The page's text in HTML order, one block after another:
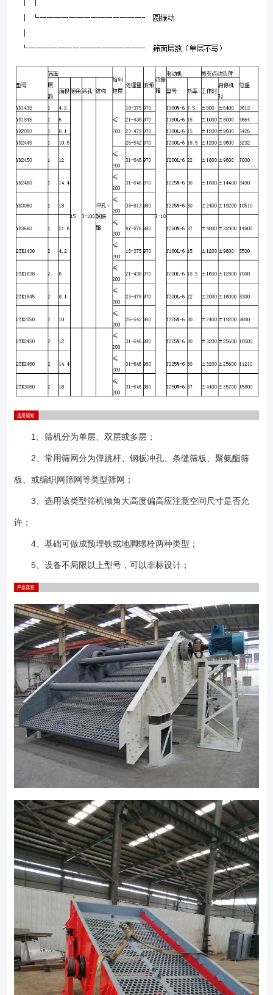
1、筛机分为单层、双层或多层；
2、常用筛网分为弹跳杆、钢板冲孔、条缝筛板、聚氨酯筛
板、或编织网筛网等类型筛网；
3、选用该类型筛机倾角大高度偏高应注意空间尺寸是否允
许；
4、基础可做成预埋铁或地脚螺栓两种类型；
5、设备不局限以上型号，可以非标设计；